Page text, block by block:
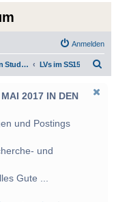
Anmelden
Austrian Studies LVs im SS15
2017 IN DEN
und Postings
und
Gute ...